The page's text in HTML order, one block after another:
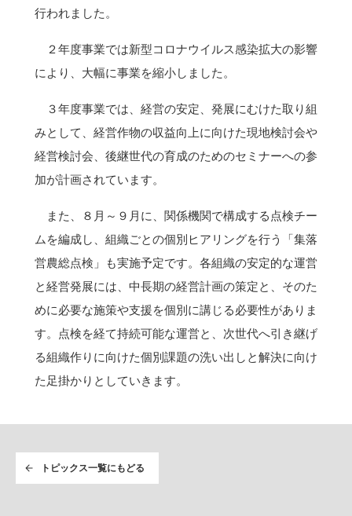
行われました。
２年度事業では新型コロナウイルス感染拡大の影響
により、大幅に事業を縮小しました。
３年度事業では、経営の安定、発展にむけた取り組
みとして、経営作物の収益向上に向けた現地検討会や
経営検討会、後継世代の育成のためのセミナーへの参
加が計画されています。
また、８月～９月に、関係機関で構成する点検チー
ムを編成し、組織ごとの個別ヒアリングを行う「集落
営農総点検」も実施予定です。各組織の安定的な運営
と経営発展には、中長期の経営計画の策定と、そのた
めに必要な施策や支援を個別に講じる必要性がありま
す。点検を経て持続可能な運営と、次世代へ引き継げ
る組織作りに向けた個別課題の洗い出しと解決に向け
た足掛かりとしていきます。
トピックス一覧にもどる